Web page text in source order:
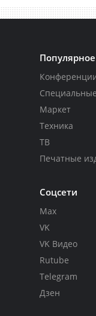
Популярное
Маркет
Техника
ТВ
Печатные
Соцсети
Max
VK
VK Видео
Rutube
Telegram
Дзен